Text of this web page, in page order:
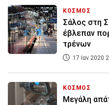
ΚΟΣΜΟΣ
Σάλος στη
έβλεπαν
τρένων
17 Ιαν 2020
ΚΟΣΜΟΣ
Μεγάλη